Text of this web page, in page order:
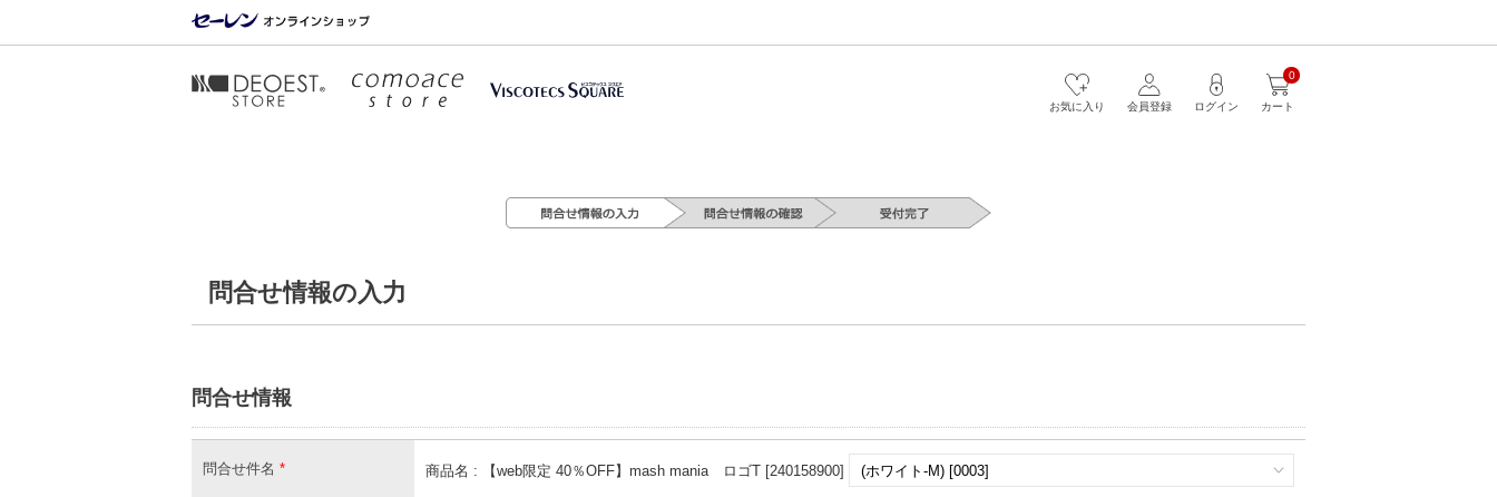
カート
0
ログイン
会員登録
お気に入り
問合せ情報の入力
問合せ情報
問合せ件名 * 商品名 : 【web限定 40％OFF】mash mania ロゴT [240158900]